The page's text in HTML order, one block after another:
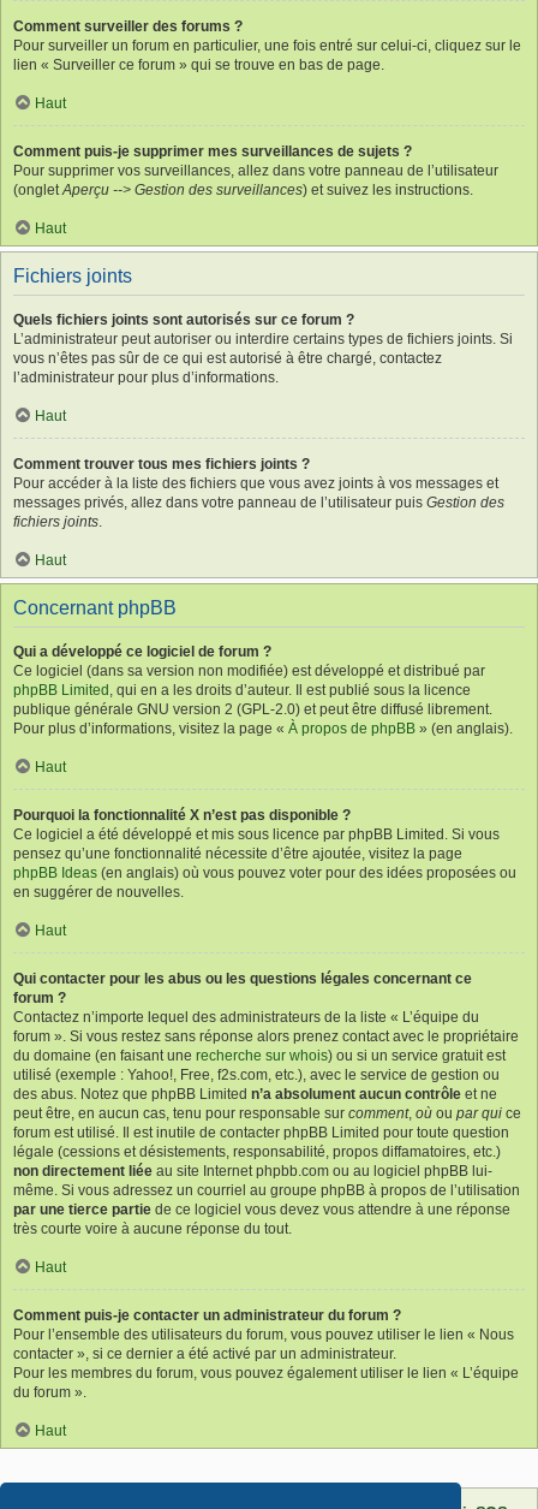
Comment surveiller des forums ?
Pour surveiller un forum en particulier, une fois entré sur celui-ci, cliquez sur le
lien « Surveiller ce forum » qui se trouve en bas de page.
Haut
Comment puis-je supprimer mes surveillances de sujets ?
Pour supprimer vos surveillances, allez dans votre panneau de l’utilisateur
(ongletAperçu --> Gestion des surveillances) et suivez les instructions.
Haut
Fichiers joints
Quels fichiers joints sont autorisés sur ce forum ?
L’administrateur peut autoriser ou interdire certains types de fichiers joints. Si
vous n’êtes pas sûr de ce qui est autorisé à être chargé, contactez
l’administrateur pour plus d’informations.
Haut
Comment trouver tous mes fichiers joints ?
Pour accéder à la liste des fichiers que vous avez joints à vos messages et
messages privés, allez dans votre panneau de l’utilisateur puis Gestion des
fichiers joints.
Haut
Concernant phpBB
Qui a développé ce logiciel de forum ?
Ce logiciel (dans sa version non modifiée) est développé et distribué par
phpBB Limited , qui en a les droits d’auteur. Il est publié sous la licence
publique générale GNU version 2 (GPL-2.0) et peut être diffusé librement.
Pour plus d’informations, visitez la page « À propos de phpBB » (en anglais).
Haut
Pourquoi la fonctionnalité X n’est pas disponible ?
Ce logiciel a été développé et mis sous licence par phpBB Limited. Si vous
pensez qu’une fonctionnalité nécessite d’être ajoutée, visitez la page
phpBB Ideas (en anglais) où vous pouvez voter pour des idées proposées ou
en suggérer de nouvelles.
Haut
Qui contacter pour les abus ou les questions légales concernant ce
forum ?
Contactez n’importe lequel des administrateurs de la liste « L’équipe du
forum ». Si vous restez sans réponse alors prenez contact avec le propriétaire
du domaine (en faisant une recherche sur whois) ou si un service gratuit est
utilisé (exemple : Yahoo!, Free, f2s.com, etc.), avec le service de gestion ou
des abus. Notez que phpBB Limited n’a absolument aucun contrôle et ne
peut être, en aucun cas, tenu pour responsable sur comment, où ou par qui ce
forum est utilisé. Il est inutile de contacter phpBB Limited pour toute question
légale (cessions et désistements, responsabilité, propos diffamatoires, etc.)
non directement liée au site Internet phpbb.com ou au logiciel phpBB lui-
même. Si vous adressez un courriel au groupe phpBB à propos de l’utilisation
par une tierce partie de ce logiciel vous devez vous attendre à une réponse
très courte voire à aucune réponse du tout.
Haut
Comment puis-je contacter un administrateur du forum ?
Pour l’ensemble des utilisateurs du forum, vous pouvez utiliser le lien « Nous
contacter », si ce dernier a été activé par un administrateur.
Pour les membres du forum, vous pouvez également utiliser le lien « L’équipe
du forum ».
Haut